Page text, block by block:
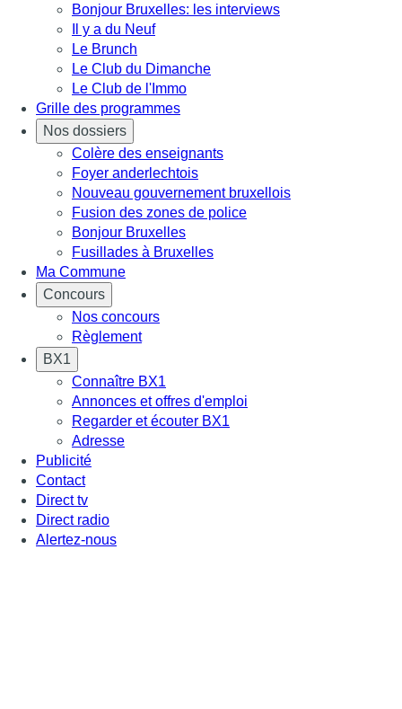
Bonjour Bruxelles: les interviews
Il y a du Neuf
Le Brunch
Le Club du Dimanche
Le Club de l'Immo
Grille des programmes
Nos dossiers
Colère des enseignants
Foyer anderlechtois
Nouveau gouvernement bruxellois
Fusion des zones de police
Bonjour Bruxelles
Fusillades à Bruxelles
Ma Commune
Concours
Nos concours
Règlement
BX1
Connaître BX1
Annonces et offres d'emploi
Regarder et écouter BX1
Adresse
Publicité
Contact
Direct tv
Direct radio
Alertez-nous